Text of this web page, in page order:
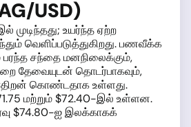
USD)
முடிந்தது; உயர்ந்த ஏற்ற
வெளிப்படுத்துகிறது. பணவீக்க
பரந்த சந்தை மனநிலைக்கும்,
தேவையுடன் தொடர்பாகவும்,
கொண்டதாக உள்ளது.
மற்றும் $72.40-இல் உள்ளன.
$74.80-ஐ இலக்காகக்